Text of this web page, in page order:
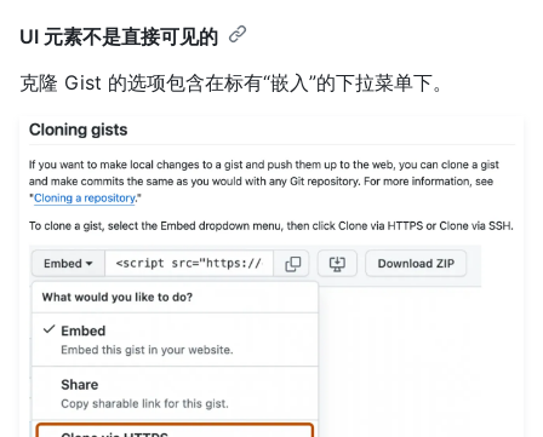
UI 元素不是直接可见的
克隆 Gist 的选项包含在标有“嵌入”的下拉菜单下。